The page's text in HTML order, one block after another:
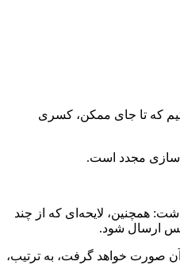
که تا جای ممکن، کسری
همچنین، لایحه‌ای که از چند
ارسال شود.
صورت خواهد گرفت، به ترتیب،